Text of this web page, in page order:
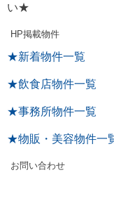
い★
HP掲載物件
★新着物件一覧
★飲食店物件一覧
★事務所物件一覧
★物販・美容物件一
お問い合わせ